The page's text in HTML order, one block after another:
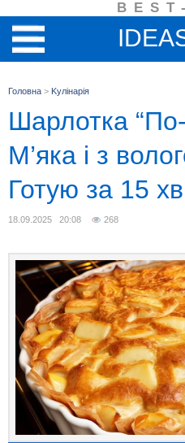
Головна > Kулінарія
Шарлотка
М’яка і з
Готую за 15
18.09.2025 20:08 268